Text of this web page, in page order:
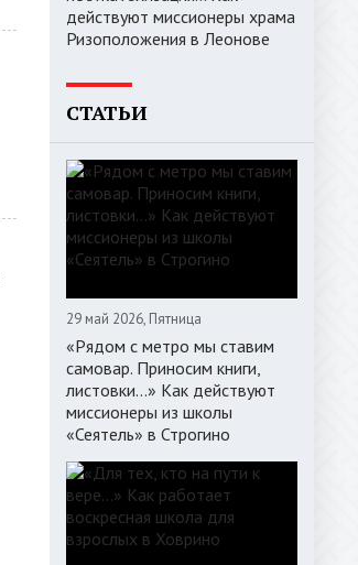
действуют миссионеры храма
Ризоположения в Леонове
СТАТЬИ
29 май 2026, Пятница
«Рядом с метро мы ставим
самовар. Приносим книги,
листовки…» Как действуют
миссионеры из школы
«Сеятель» в Строгино